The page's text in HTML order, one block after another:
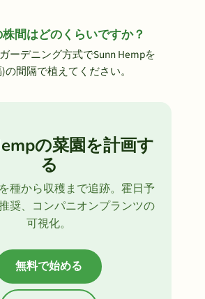
間はどのくらいですか？
ーデニング方式でSunn Hempを
の間隔で植えてください。
の菜園を計画す
る
種から収穫まで追跡。霍日予
奨、コンパニオンプランツの
可視化。
無料で始める